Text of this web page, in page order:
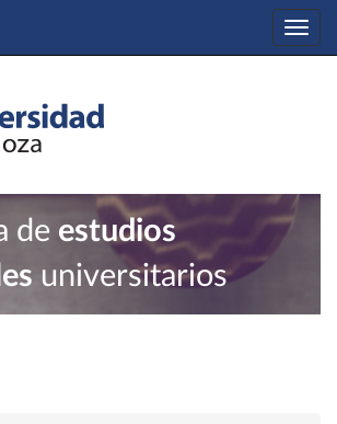
de estudios
universitarios